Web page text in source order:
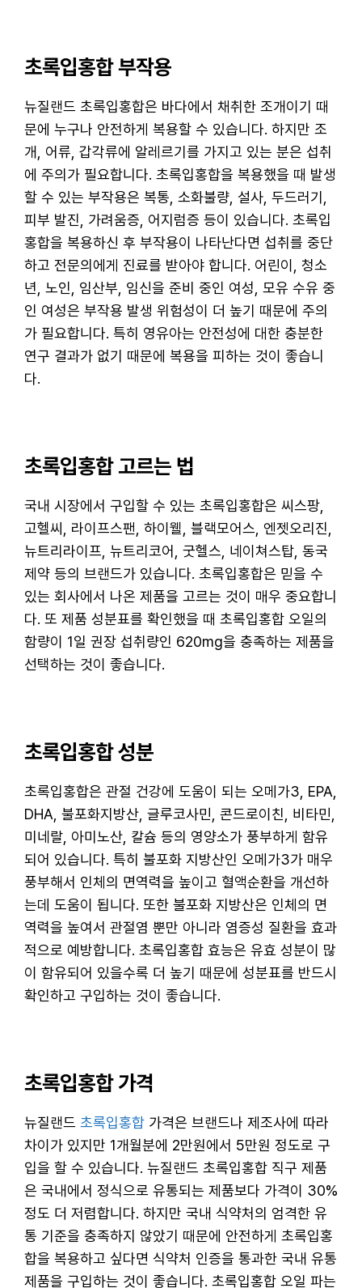
초록입홍합 부작용
뉴질랜드 초록입홍합은 바다에서 채취한 조개이기 때
문에 누구나 안전하게 복용할 수 있습니다. 하지만 조
개, 어류, 갑각류에 알레르기를 가지고 있는 분은 섭취
에 주의가 필요합니다. 초록입홍합을 복용했을 때 발생
할 수 있는 부작용은 복통, 소화불량, 설사, 두드러기,
피부 발진, 가려움증, 어지럼증 등이 있습니다. 초록입
홍합을 복용하신 후 부작용이 나타난다면 섭취를 중단
하고 전문의에게 진료를 받아야 합니다. 어린이, 청소
년, 노인, 임산부, 임신을 준비 중인 여성, 모유 수유 중
인 여성은 부작용 발생 위험성이 더 높기 때문에 주의
가 필요합니다. 특히 영유아는 안전성에 대한 충분한
연구 결과가 없기 때문에 복용을 피하는 것이 좋습니
다.
초록입홍합 고르는 법
국내 시장에서 구입할 수 있는 초록입홍합은 씨스팡,
고헬씨, 라이프스팬, 하이웰, 블랙모어스, 엔젯오리진,
뉴트리라이프, 뉴트리코어, 굿헬스, 네이쳐스탑, 동국
제약 등의 브랜드가 있습니다. 초록입홍합은 믿을 수
있는 회사에서 나온 제품을 고르는 것이 매우 중요합니
다. 또 제품 성분표를 확인했을 때 초록입홍합 오일의
함량이 1일 권장 섭취량인 620mg을 충족하는 제품을
선택하는 것이 좋습니다.
초록입홍합 성분
초록입홍합은 관절 건강에 도움이 되는 오메가3, EPA,
DHA, 불포화지방산, 글루코사민, 콘드로이친, 비타민,
미네랄, 아미노산, 칼슘 등의 영양소가 풍부하게 함유
되어 있습니다. 특히 불포화 지방산인 오메가3가 매우
풍부해서 인체의 면역력을 높이고 혈액순환을 개선하
는데 도움이 됩니다. 또한 불포화 지방산은 인체의 면
역력을 높여서 관절염 뿐만 아니라 염증성 질환을 효과
적으로 예방합니다. 초록입홍합 효능은 유효 성분이 많
이 함유되어 있을수록 더 높기 때문에 성분표를 반드시
확인하고 구입하는 것이 좋습니다.
초록입홍합 가격
뉴질랜드 초록입홍합 가격은 브랜드나 제조사에 따라
차이가 있지만 1개월분에 2만원에서 5만원 정도로 구
입을 할 수 있습니다. 뉴질랜드 초록입홍합 직구 제품
은 국내에서 정식으로 유통되는 제품보다 가격이 30%
정도 더 저렴합니다. 하지만 국내 식약처의 엄격한 유
통 기준을 충족하지 않았기 때문에 안전하게 초록입홍
합을 복용하고 싶다면 식약처 인증을 통과한 국내 유통
제품을 구입하는 것이 좋습니다. 초록입홍합 오일 파는